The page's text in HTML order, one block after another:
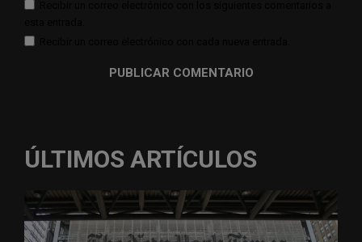
ÚLTIMOS ARTÍCULOS